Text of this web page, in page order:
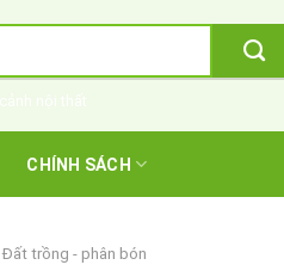
CHÍNH SÁCH
Đất trồng - phân bón